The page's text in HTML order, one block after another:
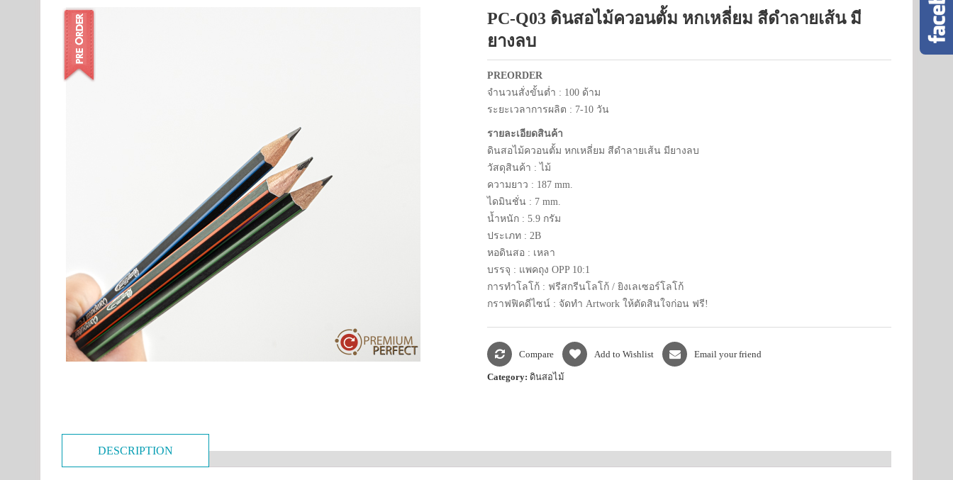
PC-Q03 ดินสอไม้ควอนตั้ม หกเหลี่ยม สีดำลายเส้น มี
ยางลบ
PREORDER
จำนวนสั่งขั้นต่ำ : 100 ด้าม
ระยะเวลาการผลิต : 7-10 วัน
รายละเอียดสินค้า
ดินสอไม้ควอนตั้ม หกเหลี่ยม สีดำลายเส้น มียางลบ
วัสดุสินค้า : ไม้
ความยาว : 187 mm.
ไดมินชั่น : 7 mm.
น้ำหนัก : 5.9 กรัม
ประเภท : 2B
หอดินสอ : เหลา
บรรจุ : แพคถุง OPP 10:1
การทำโลโก้ : ฟรีสกรีนโลโก้ / ยิงเลเซอร์โลโก้
กราฟฟิคดีไซน์ : จัดทำ Artwork ให้ตัดสินใจก่อน ฟรี!
Compare Add to Wishlist Email your friend
Category: ดินสอไม้
DESCRIPTION